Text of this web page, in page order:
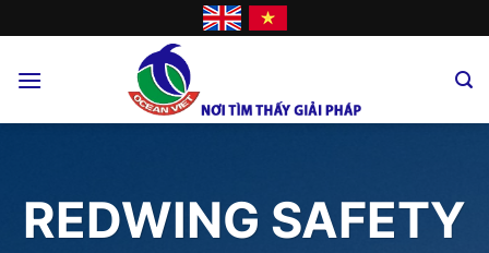
to
REDWING SAFETY